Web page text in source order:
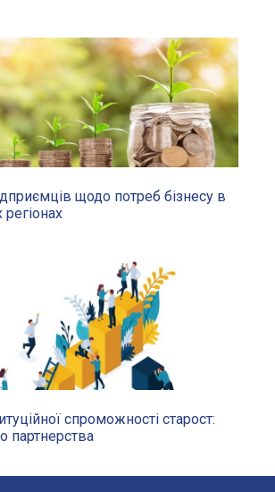
щодо потреб бізнесу в
спроможності старост:
партнерства